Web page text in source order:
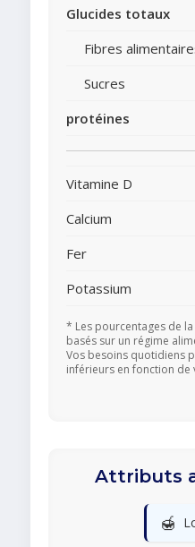
Glucides totaux
Fibres
Sucres
protéines
Vitamine D
Calcium
Fer
Potassium
* Les pourcentages de
basés sur un régime
Vos besoins quotidiens
inférieurs en fonction
Attributs
🍯